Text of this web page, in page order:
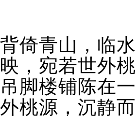
倚青山，临
，宛若世外
脚楼铺陈在
桃源，沉静